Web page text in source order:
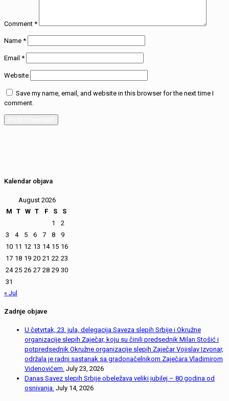
Comment *
Name *
Email *
Website
Save my name, email, and website in this browser for the next time I
comment.
Kalendar objava
August 2026
M T W T F S
S
1
2
3
4 5 6 7 8
9
10 11 12 13 14 15 16
17 18 19 20 21 22 23
24 25 26 27 28 29 30
31
« Jul
Zadnje objave
U četvrtak, 23. jula, delegacija Saveza slepih Srbije i Okružne
organizacije slepih Zaječar, koju su činili predsednik Milan Stošić i
potpredsednik Okružne organizacije slepih Zaječar Vojislav Izvonar,
održala je radni sastanak sa gradonačelnikom Zaječara Vladimirom
Videnovićem. July 23, 2026
Danas Savez slepih Srbije obeležava veliki jubilej – 80 godina od
osnivanja. July 14, 2026